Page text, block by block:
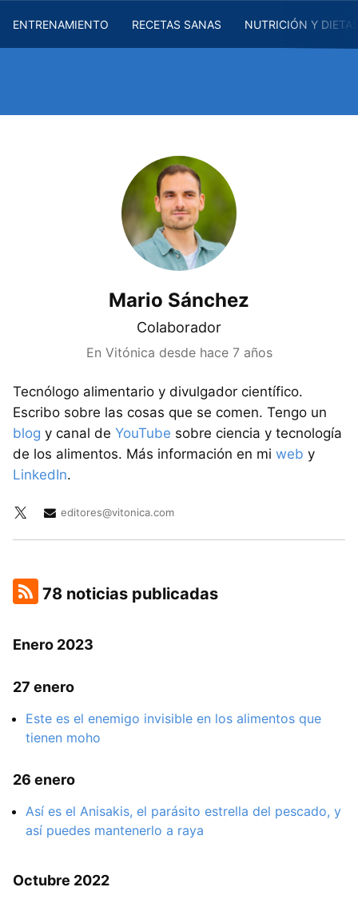
ENTRENAMIENTO RECETAS SANAS NUTRICIÓN Y
Mario Sánchez
Colaborador
En Vitónica desde hace 7 años
Tecnólogo alimentario y divulgador científico.
Escribo sobre las cosas que se comen. Tengo un
blog y canal de YouTube sobre ciencia y tecnología
de los alimentos. Más información en mi web y
LinkedIn.
editores@vitonica.com
78 noticias publicadas
Enero 2023
27 enero
Este es el enemigo invisible en los alimentos que
tienen moho
26 enero
Así es el Anisakis, el parásito estrella del pescado, y
así puedes mantenerlo a raya
Octubre 2022